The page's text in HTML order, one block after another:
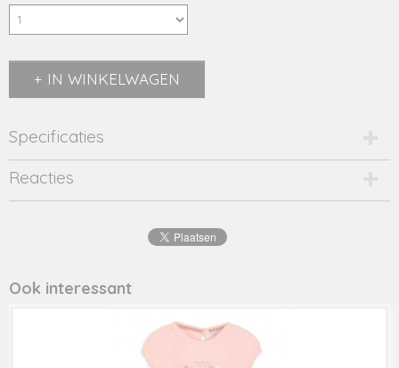
IN WINKELWAGEN
Specificaties
Productcode
34370-8346
Productcode leverancier
Reacties
Ook interessant